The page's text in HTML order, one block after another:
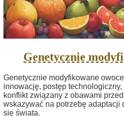
Genetycznie
Genetycznie modyfikowane
innowację, postęp
konflikt związany z obawami
wskazywać na potrzebę adaptacji
się świata.